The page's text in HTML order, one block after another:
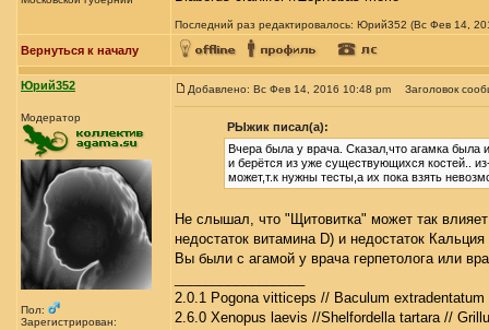
Последний раз редактировалось: Юрий352 (Вс Фев 14,
Вернуться к началу
Юрий352
Модератор
Пол:
Зарегистрирован:
Добавлено: Вс Фев 14, 2016 10:48 pm Заголовок
РЫжик писал(а):
Вчера была у врача. Сказал,что агамка была
и берётся из уже существующихся костей..
может,т.к нужны тесты,а их пока взять
Не слышал, что "Щитовитка" может так
недостаток витамина D) и недостаток
Вы были с агамой у врача герпетолога или
2.0.1 Pogona vitticeps // Baculum extradentatum
2.6.0 Xenopus laevis //Shelfordella tartara //